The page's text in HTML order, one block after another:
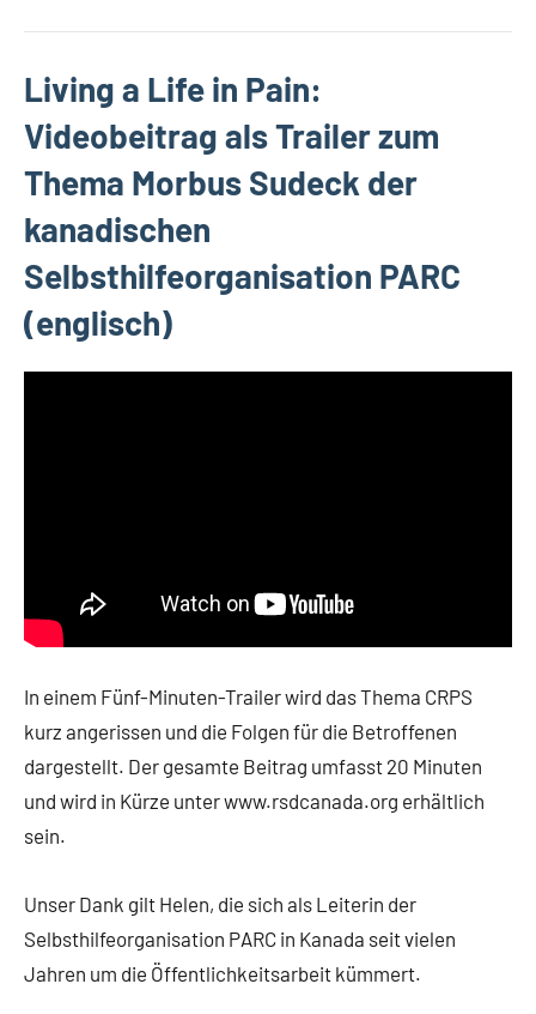
Living a Life in Pain:
Videobeitrag als Trailer zum
Thema Morbus Sudeck der
kanadischen
Selbsthilfeorganisation PARC
(englisch)
In einem Fünf-Minuten-Trailer wird das Thema CRPS
kurz angerissen und die Folgen für die Betroffenen
dargestellt. Der gesamte Beitrag umfasst 20 Minuten
und wird in Kürze unter www.rsdcanada.org erhältlich
sein.
Unser Dank gilt Helen, die sich als Leiterin der
Selbsthilfeorganisation PARC in Kanada seit vielen
Jahren um die Öffentlichkeitsarbeit kümmert.